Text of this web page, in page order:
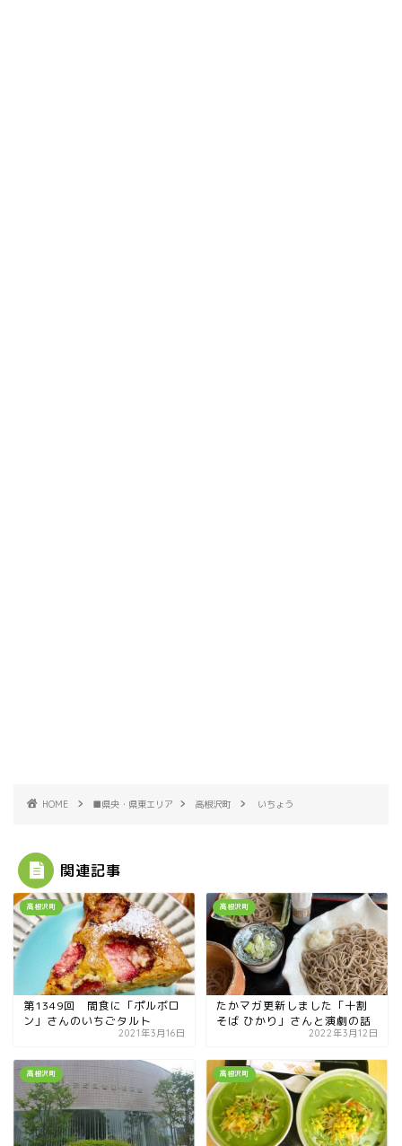
HOME ■県央・県東エリア 高根沢町 いちょう
関連記事
高根沢町
第1349回 間食に「ポルボロ
ン」さんのいちごタルト
2021年3月16日
高根沢町
たかマガ更新しました「十割
そば ひかり」さんと演劇の話
2022年3月12日
高根沢町 高根沢町